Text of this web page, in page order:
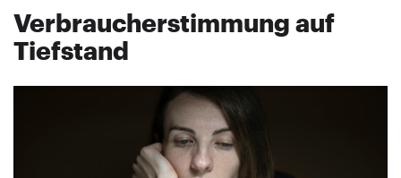
Verbraucherstimmung auf
Tiefstand